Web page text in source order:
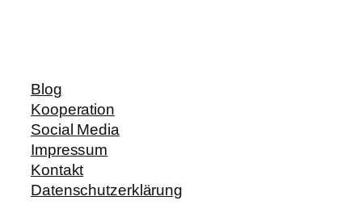
Blog
Kooperation
Social Media
Impressum
Kontakt
Datenschutzerklärung